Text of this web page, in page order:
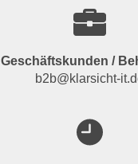
Geschäftskunden /
b2b@klarsicht-